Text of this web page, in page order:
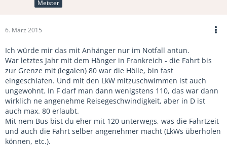
Meister
6. März 2015
Ich würde mir das mit Anhänger nur im Notfall antun.
War letztes Jahr mit dem Hänger in Frankreich - die Fahrt bis
zur Grenze mit (legalen) 80 war die Hölle, bin fast
eingeschlafen. Und mit den LkW mitzuschwimmen ist auch
ungewohnt. In F darf man dann wenigstens 110, das war dann
wirklich ne angenehme Reisegeschwindigkeit, aber in D ist
auch max. 80 erlaubt.
Mit nem Bus bist du eher mit 120 unterwegs, was die Fahrtzeit
und auch die Fahrt selber angenehmer macht (LkWs überholen
können, etc.).